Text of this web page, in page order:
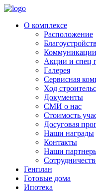
О комплексе
Расположение
Коммуникации
Акции и спец
Галерея
Сервисная
Ход
Документы
СМИ о нас
Стоимость
Досуговая
Наши награды
Контакты
Наши
Генплан
Готовые дома
Ипотека